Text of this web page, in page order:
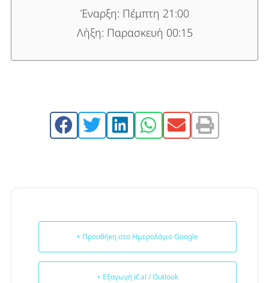
Έναρξη: Πέμπτη 21:00
Λήξη: Παρασκευή 00:15
+ Προσθήκη στο Ημερολόγιο Google
+ Εξαγωγή iCal / Outlook